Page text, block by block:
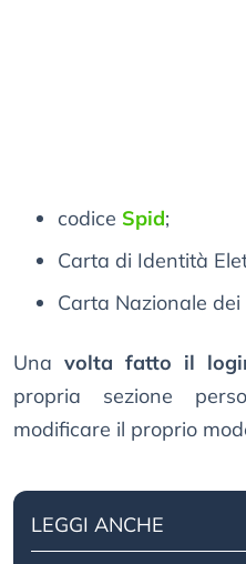
codice Spid;
Carta di Identità
Carta Nazionale dei
Una volta fatto il
propria sezione
modificare il proprio
LEGGI ANCHE